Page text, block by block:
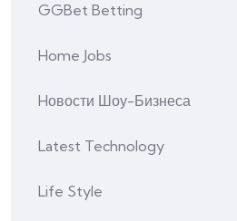
GGBet Betting
Home Jobs
Hовости Шоу-Бизнеса
Latest Technology
Life Style